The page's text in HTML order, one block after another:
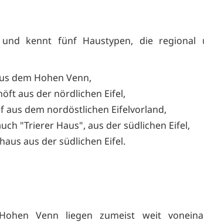
kennt fünf Haustypen, die regional
dem Hohen Venn,
aus der nördlichen Eifel,
aus dem nordöstlichen Eifelvorland,
"Trierer Haus", aus der südlichen Eifel,
aus der südlichen Eifel.
Venn liegen zumeist weit